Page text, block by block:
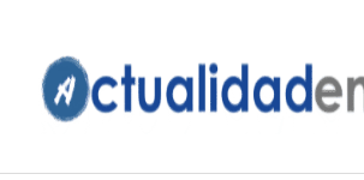
contenido